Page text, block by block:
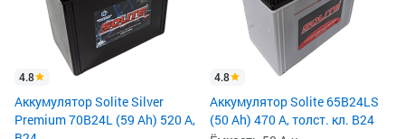
4.8
Аккумулятор Solite Silver
Premium 70B24L (59 Ah) 520 А,
4.8
Аккумулятор Solite 65B24LS
(50 Ah) 470 А, толст. кл. B24